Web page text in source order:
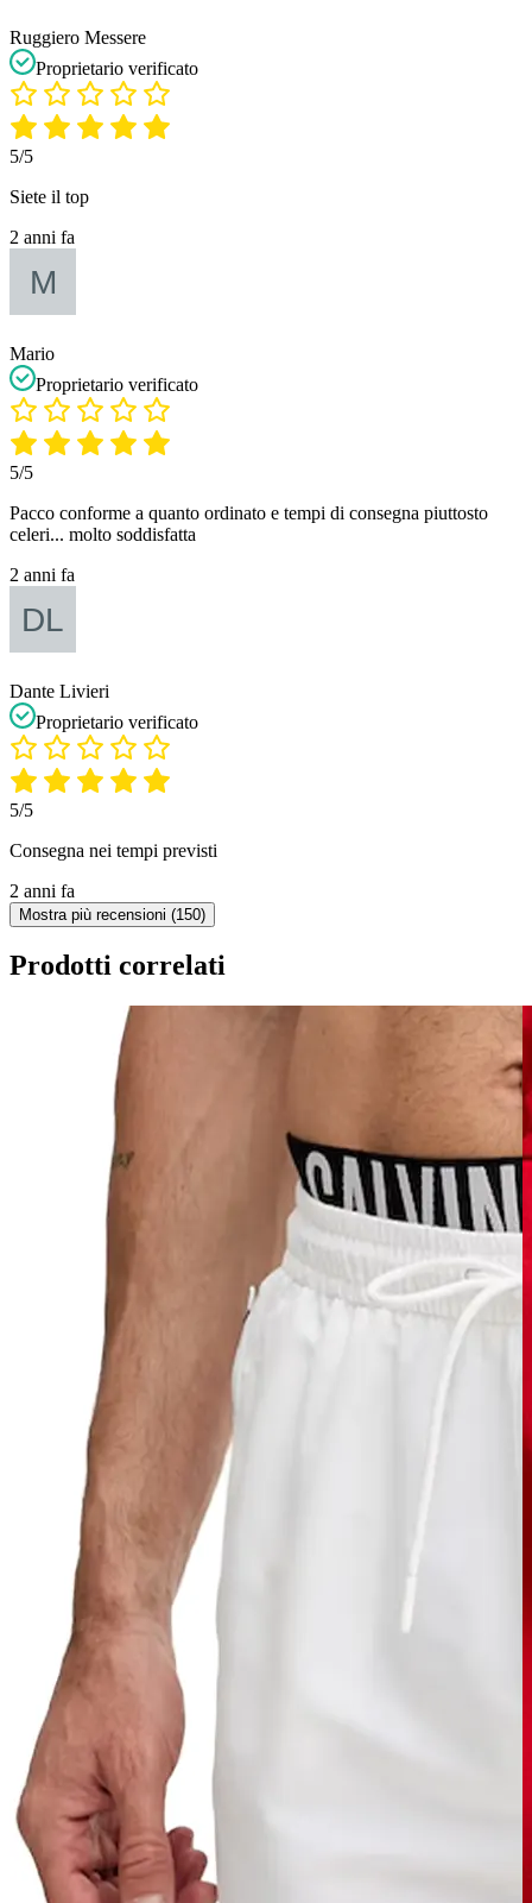
Ruggiero Messere
Proprietario verificato
5/5
Siete il top
2 anni fa
Mario
Proprietario verificato
5/5
Pacco conforme a quanto ordinato e tempi di consegna piuttosto
celeri... molto soddisfatta
2 anni fa
Dante Livieri
Proprietario verificato
5/5
Consegna nei tempi previsti
2 anni fa
Mostra più recensioni (150)
Prodotti correlati